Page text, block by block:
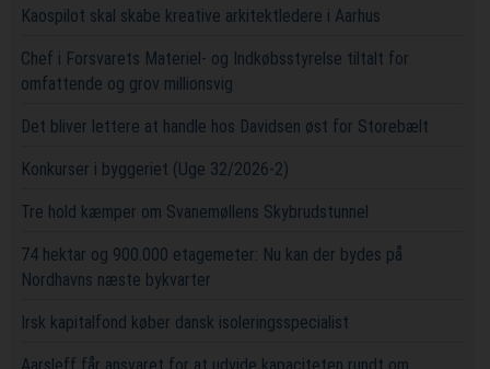
Kaospilot skal skabe kreative arkitektledere i Aarhus
Chef i Forsvarets Materiel- og Indkøbsstyrelse tiltalt for
omfattende og grov millionsvig
Det bliver lettere at handle hos Davidsen øst for Storebælt
Konkurser i byggeriet (Uge 32/2026-2)
Tre hold kæmper om Svanemøllens Skybrudstunnel
74 hektar og 900.000 etagemeter: Nu kan der bydes på
Nordhavns næste bykvarter
Irsk kapitalfond køber dansk isoleringsspecialist